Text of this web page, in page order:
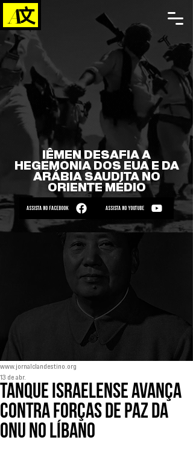
IÊMEN DESAFIA A
HEGEMONIA DOS EUA E DA
ARÁBIA SAUDITA NO
ORIENTE MÉDIO
ASSISTA NO FACEBOOK ASSISTA NO YOUTUBE
Tanque israelense avança
contra forças de paz da
ONU no Líbano
www.jornalclandestino.org
13 de abr.